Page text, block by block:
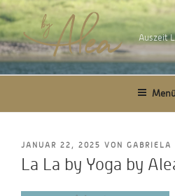
Zum
Inhalt
springen
Auszeit
Menü
VERÖFFENTLICHT
AM
JANUAR 22, 2025 VON GABRIELA
La La by Yoga by